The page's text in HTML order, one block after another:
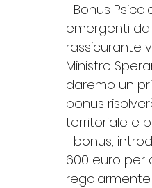
Il Bonus
emergenti
rassicurante
Ministro
daremo un
bonus
territoriale e
Il bonus,
600 euro per